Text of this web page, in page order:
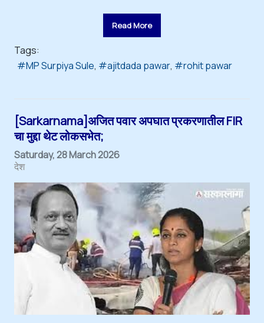
Read More
Tags:
MP Surpiya Sule
ajitdada pawar rohit pawar
[Sarkarnama]अजित पवार अपघात प्रकरणातील FIR
चा मुद्दा थेट लोकसभेत;
Saturday, 28 March 2026
देश